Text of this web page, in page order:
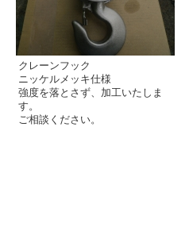
クレーンフック
ニッケルメッキ仕様
強度を落とさず、加工いたしま
す。
ご相談ください。